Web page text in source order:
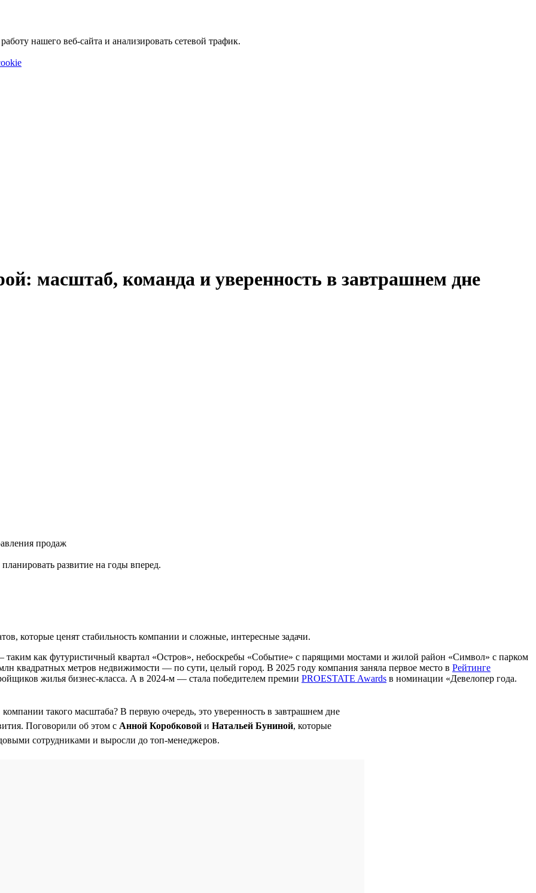
нашего веб-сайта и анализировать сетевой трафик.
масштаб, команда и уверенность в завтрашнем дне
продаж
развитие на годы вперед.
которые ценят стабильность компании и сложные, интересные задачи.
как футуристичный квартал «Остров», небоскребы «Событие» с парящими мостами и жилой район «Символ» с парком
квадратных метров недвижимости — по сути, целый город. В 2025 году компания заняла первое место в Рейтинге
жилья бизнес-класса. А в 2024-м — стала победителем премии PROESTATE Awards в номинации «Девелопер года.
такого масштаба? В первую очередь, это уверенность в завтрашнем дне
Поговорили об этом с Анной Коробковой и Натальей Буниной, которые
сотрудниками и выросли до топ-менеджеров.